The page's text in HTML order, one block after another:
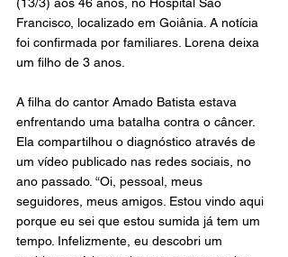
Francisco, localizado em Goiânia. A notícia
foi confirmada por familiares. Lorena deixa
um filho de 3 anos.
A filha do cantor Amado Batista estava
enfrentando uma batalha contra o câncer.
Ela compartilhou o diagnóstico através de
um vídeo publicado nas redes sociais, no
ano passado. “Oi, pessoal, meus
seguidores, meus amigos. Estou vindo aqui
porque eu sei que estou sumida já tem um
tempo. Infelizmente, eu descobri um